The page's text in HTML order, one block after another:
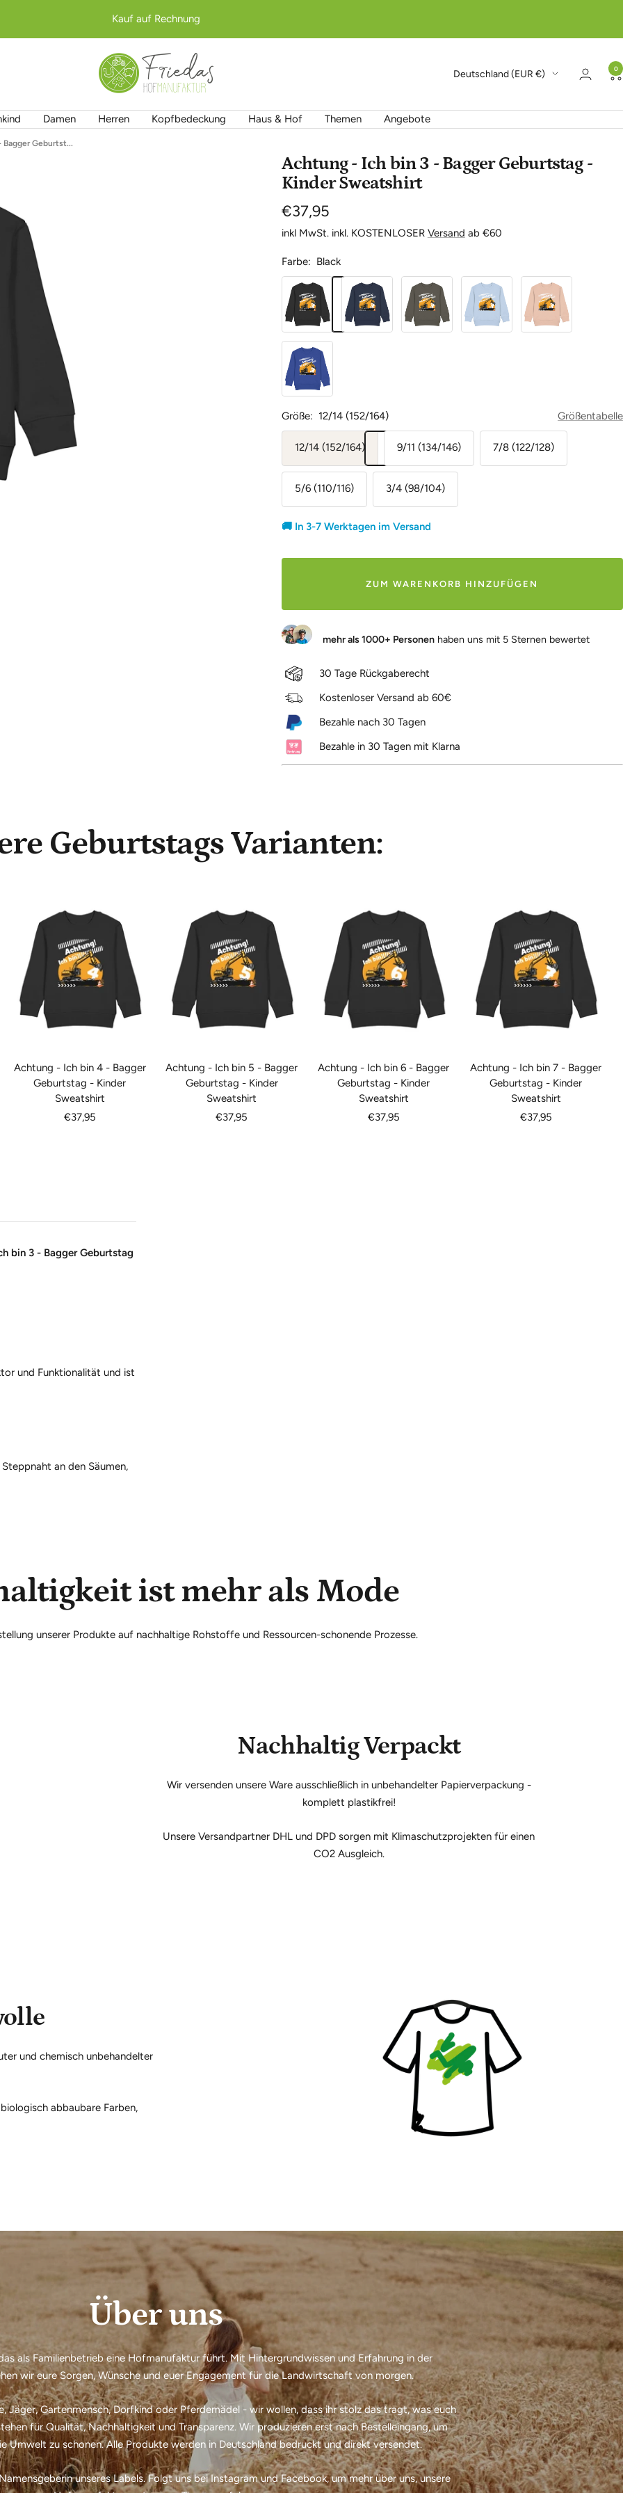
Kauf auf Rechnung
Friedas
Hofmanufaktur
Land/Region
Deutschland (EUR €) 0
Damen Herren Kopfbedeckung Haus & Hof Themen Angebote
Geburtst...
Achtung - Ich bin 3 - Bagger Geburtstag -
Kinder Sweatshirt
Angebotspreis
€37,95
inkl MwSt. inkl. KOSTENLOSER Versand ab €60
Farbe: Black
Black
French
Navy
Khaki
Blue
Soul
Fraiche
Peche
Royal
Blue
Größe: 12/14 (152/164) Größentabelle
12/14 (152/164) 9/11 (134/146) 7/8 (122/128)
5/6 (110/116) 3/4 (98/104)
🚚 In 3-7 Werktagen im Versand
ZUM WARENKORB HINZUFÜGEN
mehr als 1000+ Personen haben uns mit 5 Sternen bewertet
30 Tage Rückgaberecht
Kostenloser Versand ab 60€
Bezahle nach 30 Tagen
Bezahle in 30 Tagen mit Klarna
Geburtstags Varianten:
Achtung - Ich bin 4 - Bagger
Geburtstag - Kinder
Sweatshirt
Angebotspreis
€37,95
Achtung - Ich bin 5 - Bagger
Geburtstag - Kinder
Sweatshirt
Angebotspreis
€37,95
Achtung - Ich bin 6 - Bagger
Geburtstag - Kinder
Sweatshirt
Angebotspreis
€37,95
Achtung - Ich bin 7 - Bagger
Geburtstag - Kinder
Sweatshirt
Angebotspreis
€37,95
bin 3 - Bagger Geburtstag
und Funktionalität und ist
an den Säumen,
ist mehr als Mode
unserer Produkte auf nachhaltige Rohstoffe und Ressourcen-schonende Prozesse.
Nachhaltig Verpackt
Wir versenden unsere Ware ausschließlich in unbehandelter Papierverpackung -
komplett plastikfrei!
Unsere Versandpartner DHL und DPD sorgen mit Klimaschutzprojekten für einen
CO2 Ausgleich.
und chemisch unbehandelter
abbaubare Farben,
Über uns
als Familienbetrieb eine Hofmanufaktur führt. Mit Hintergrundwissen und Erfahrung in der
wir eure Sorgen, Wünsche und euer Engagement für die Landwirtschaft von morgen.
Jäger, Gartenmensch, Dorfkind oder Pferdemädel - wir wollen, dass ihr stolz das tragt, was euch
für Qualität, Nachhaltigkeit und Transparenz. Wir produzieren erst nach Bestelleingang, um
Umwelt zu schonen. Alle Produkte werden in Deutschland bedruckt und direkt versendet.
unseres Labels. Folgt uns bei Instagram und Facebook, um mehr über uns, unsere